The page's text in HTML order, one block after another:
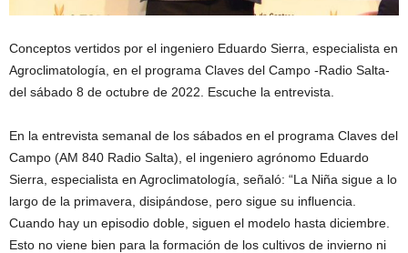
Conceptos vertidos por el ingeniero Eduardo Sierra, especialista en
Agroclimatología, en el programa Claves del Campo -Radio Salta-
del sábado 8 de octubre de 2022. Escuche la entrevista.
En la entrevista semanal de los sábados en el programa Claves del
Campo (AM 840 Radio Salta), el ingeniero agrónomo Eduardo
Sierra, especialista en Agroclimatología, señaló: “La Niña sigue a lo
largo de la primavera, disipándose, pero sigue su influencia.
Cuando hay un episodio doble, siguen el modelo hasta diciembre.
Esto no viene bien para la formación de los cultivos de invierno ni